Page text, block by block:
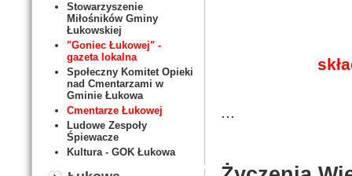
Stowarzyszenie
Miłośników Gminy
Łukowskiej
"Goniec Łukowej" -
gazeta lokalna
Społeczny Komitet Opieki
nad Cmentarzami w
Gminie Łukowa
Cmentarze Łukowej
Ludowe Zespoły
Śpiewacze
Kultura - GOK Łukowa
...